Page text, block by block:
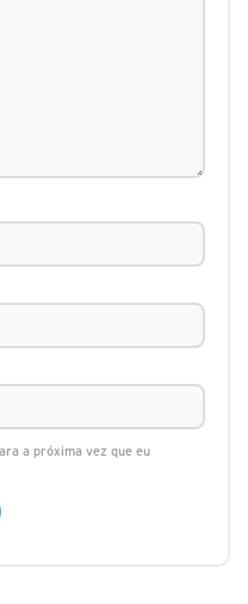
a próxima vez que eu